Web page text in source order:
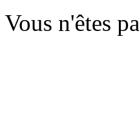
Vous n'êtes